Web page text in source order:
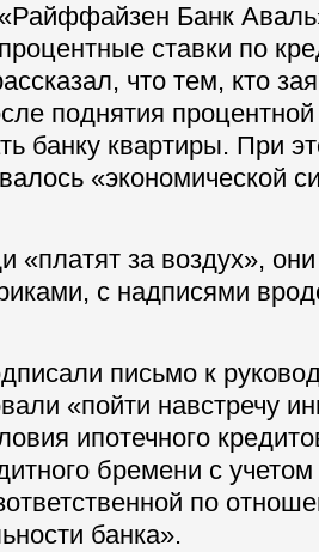
Банк
ставки по
что тем, кто
поднятия процентной
банку квартиры. При
«экономической
«платят за воздух»,
с надписями
письмо к
«пойти навстречу
ипотечного
бремени с учетом
по
банка».